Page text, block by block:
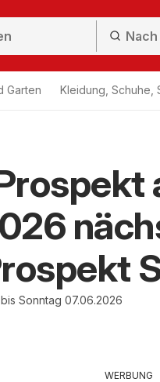
Garten Kleidung, Schuhe,
Sonntag 07.06.2026
WERBUNG